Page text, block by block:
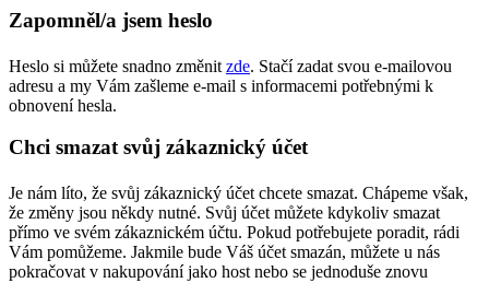
Zapomněl/a jsem heslo
Heslo si můžete snadno změnit zde. Stačí zadat svou e-mailovou
adresu a my Vám zašleme e-mail s informacemi potřebnými k
obnovení hesla.
Chci smazat svůj zákaznický účet
Je nám líto, že svůj zákaznický účet chcete smazat. Chápeme však,
že změny jsou někdy nutné. Svůj účet můžete kdykoliv smazat
přímo ve svém zákaznickém účtu. Pokud potřebujete poradit, rádi
Vám pomůžeme. Jakmile bude Váš účet smazán, můžete u nás
pokračovat v nakupování jako host nebo se jednoduše znovu